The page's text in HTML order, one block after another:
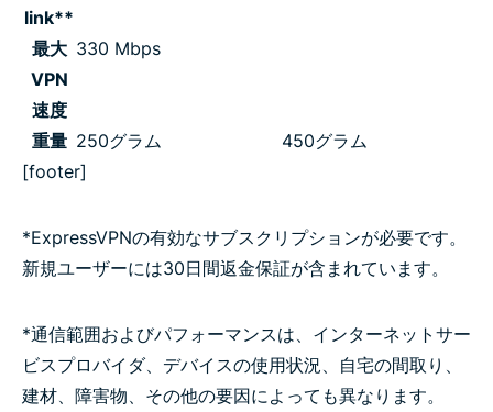
link**
最大
VPN
速度
330 Mbps
重量 250グラム
450グラム
[footer]
*ExpressVPNの有効なサブスクリプションが必要です。
新規ユーザーには30日間返金保証が含まれています。
*通信範囲およびパフォーマンスは、インターネットサー
ビスプロバイダ、デバイスの使用状況、自宅の間取り、
建材、障害物、その他の要因によっても異なります。